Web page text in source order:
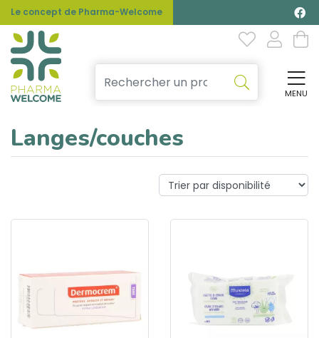
Le concept de Pharma-Welcome
MENU
Langes/couches